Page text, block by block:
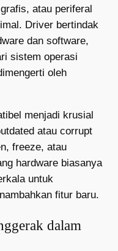
atau periferal
Driver bertindak
dan software,
sistem operasi
oleh
menjadi krusial
atau corrupt
freeze, atau
hardware biasanya
untuk
fitur baru.
dalam